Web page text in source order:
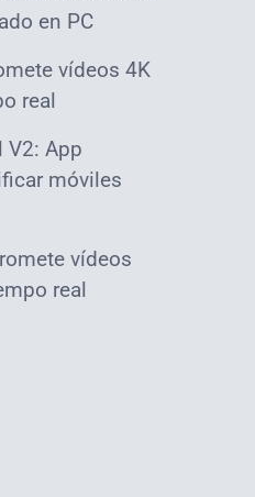
en PC
vídeos 4K
real
V2: App
móviles
vídeos
real